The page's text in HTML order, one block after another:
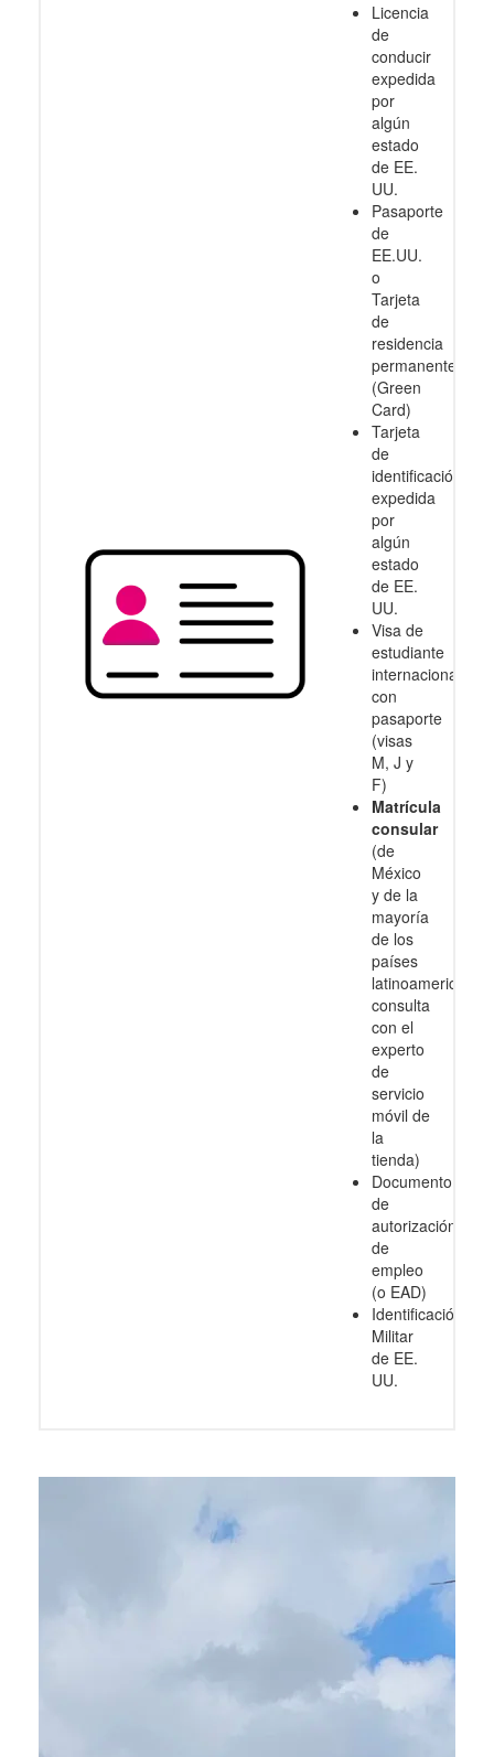
Licencia
de
conducir
expedida
por
algún
estado
de EE.
UU.
Pasaporte
de
EE.UU.
o
Tarjeta
de
residencia
permanente
(Green
Card)
Tarjeta
de
identificación
expedida
por
algún
estado
de EE.
UU.
Visa de
estudiante
internacional
con
pasaporte
(visas
M, J y
F)
Matrícula
consular
(de
México
y de la
mayoría
de los
países
latinoamericanos,
consulta
con el
experto
de
servicio
móvil de
la
tienda)
Documento
de
autorización
de
empleo
(o EAD)
Identificación
Militar
de EE.
UU.